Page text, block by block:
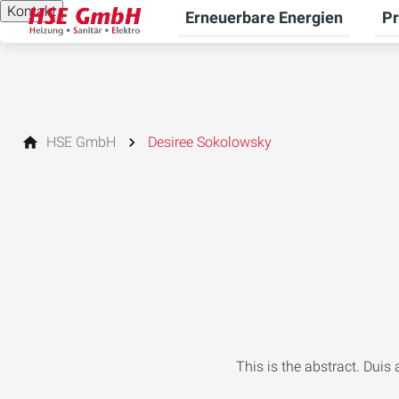
Kontakt Erneuerbare Energien
HSE GmbH Desiree Sokolowsky
This is the abstract. Duis